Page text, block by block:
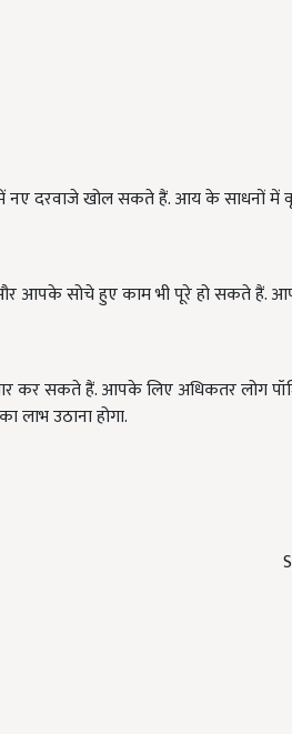
दरवाजे खोल सकते हैं. आय के साधनों में
आपके सोचे हुए काम भी पूरे हो सकते हैं.
कर सकते हैं. आपके लिए अधिकतर लोग
लाभ उठाना होगा.